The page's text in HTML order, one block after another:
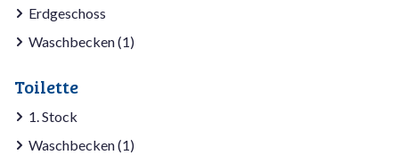
Erdgeschoss
Waschbecken (1)
Toilette
1. Stock
Waschbecken (1)